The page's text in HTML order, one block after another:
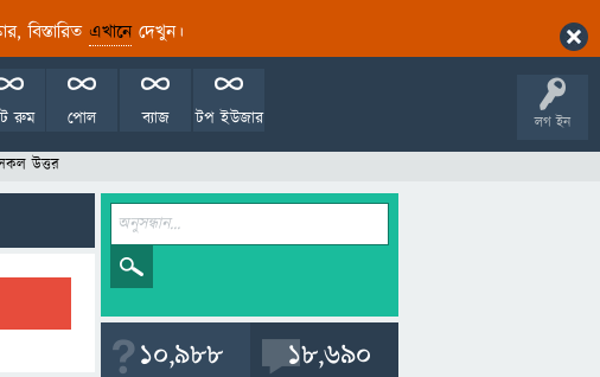
বিস্তারিত এখানেদেখুন।
লগ ইন
টপ ইউজার
ব্যাজ
পোল
রুম
উত্তর
10,988 18,690